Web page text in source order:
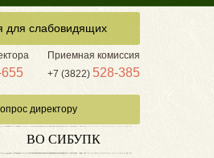
для слабовидящих
Приемная комиссия
+7 (3822) 528-385
директору
ВО СИБУПК